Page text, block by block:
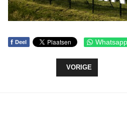
f Deel Whatsapp
VORIG ARTIKEL:
VORIGE